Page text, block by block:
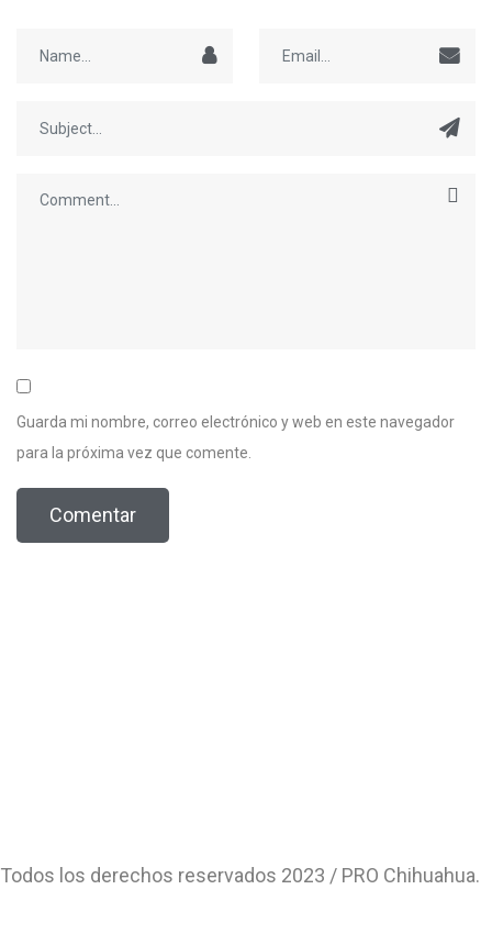
Guarda mi nombre, correo electrónico y web en este navegador
para la próxima vez que comente.
Todos los derechos reservados 2023 / PRO Chihuahua.